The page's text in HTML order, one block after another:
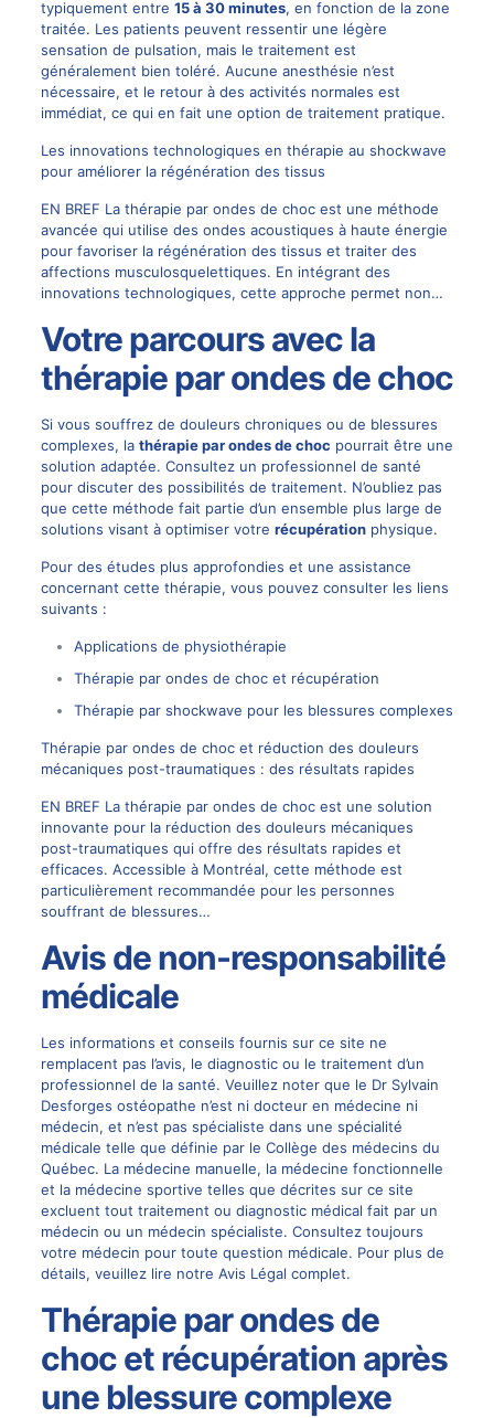
typiquement entre 15 à 30 minutes, en fonction de la zone
traitée. Les patients peuvent ressentir une légère
sensation de pulsation, mais le traitement est
généralement bien toléré. Aucune anesthésie n’est
nécessaire, et le retour à des activités normales est
immédiat, ce qui en fait une option de traitement pratique.
Les innovations technologiques en thérapie au shockwave
pour améliorer la régénération des tissus
EN BREF La thérapie par ondes de choc est une méthode
avancée qui utilise des ondes acoustiques à haute énergie
pour favoriser la régénération des tissus et traiter des
affections musculosquelettiques. En intégrant des
innovations technologiques, cette approche permet non…
Votre parcours avec la
thérapie par ondes de choc
Si vous souffrez de douleurs chroniques ou de blessures
complexes, la thérapie par ondes de choc pourrait être une
solution adaptée. Consultez un professionnel de santé
pour discuter des possibilités de traitement. N’oubliez pas
que cette méthode fait partie d’un ensemble plus large de
solutions visant à optimiser votre récupérationphysique.
Pour des études plus approfondies et une assistance
concernant cette thérapie, vous pouvez consulter les liens
suivants :
Applications de physiothérapie
Thérapie par ondes de choc et récupération
Thérapie par shockwave pour les blessures complexes
Thérapie par ondes de choc et réduction des douleurs
mécaniques post-traumatiques : des résultats rapides
EN BREF La thérapie par ondes de choc est une solution
innovante pour la réduction des douleurs mécaniques
post-traumatiques qui offre des résultats rapides et
efficaces. Accessible à Montréal, cette méthode est
particulièrement recommandée pour les personnes
souffrant de blessures…
Avis de non-responsabilité
médicale
Les informations et conseils fournis sur ce site ne
remplacent pas l’avis, le diagnostic ou le traitement d’un
professionnel de la santé. Veuillez noter que le Dr Sylvain
Desforges ostéopathe n’est ni docteur en médecine ni
médecin, et n’est pas spécialiste dans une spécialité
médicale telle que définie par le Collège des médecins du
Québec. La médecine manuelle, la médecine fonctionnelle
et la médecine sportive telles que décrites sur ce site
excluent tout traitement ou diagnostic médical fait par un
médecin ou un médecin spécialiste. Consultez toujours
votre médecin pour toute question médicale. Pour plus de
détails, veuillez lire notre Avis Légal complet.
Thérapie par ondes de
choc et récupération après
une blessure complexe